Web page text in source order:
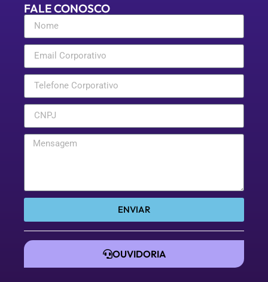
FALE CONOSCO
ENVIAR
OUVIDORIA